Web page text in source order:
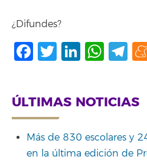
¿Difundes?
Facebook
Twitter
ÚLTIMAS NOTICIAS
Más de 830 escolares y
en la última edición de